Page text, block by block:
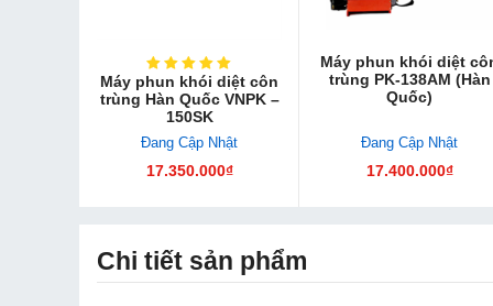
Máy phun khói diệt côn
trùng Hàn Quốc VNPK –
150SK
Đang Cập Nhật
17.350.000₫
Máy phun khói diệt
trùng PK-138AM (Hàn
Quốc)
Đang Cập Nhật
17.400.000₫
Chi tiết sản phẩm